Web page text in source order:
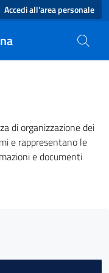
Accedi all'area personale
di organizzazione dei
e rappresentano le
e documenti